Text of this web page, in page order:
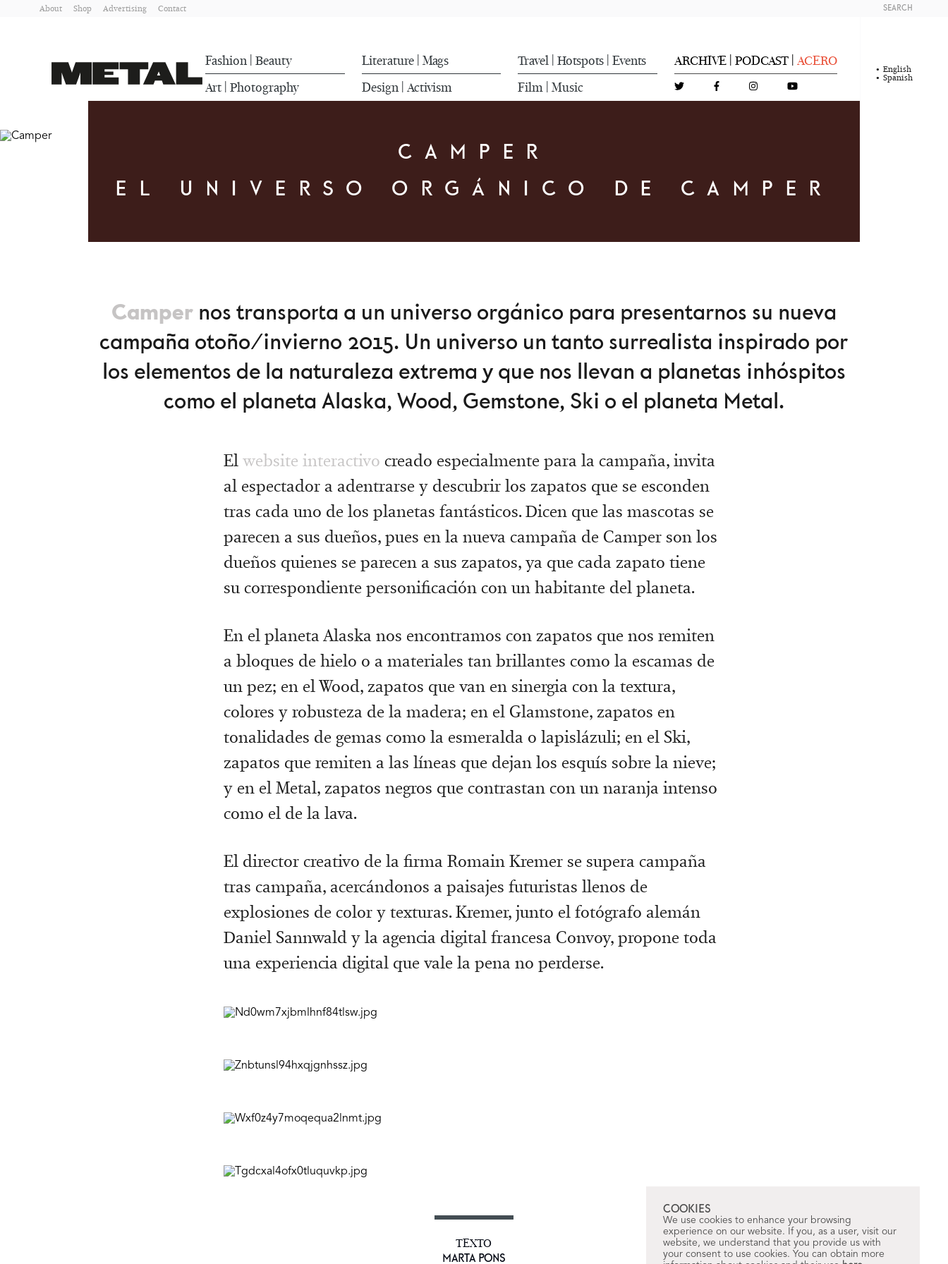
About Shop Advertising Contact
Fashion Beauty Literature Mags Travel Hotspots Events ARCHIVE PODCAST ACERO
Art Photography Design Activism Film Music
SEARCH
English
Spanish
CAMPER
EL UNIVERSO ORGÁNICO DE CAMPER
Campernos transporta a un universo orgánico para presentarnos su nueva
campaña otoño/invierno 2015. Un universo un tanto surrealista inspirado por
los elementos de la naturaleza extrema y que nos llevan a planetas inhóspitos
como el planeta Alaska, Wood, Gemstone, Ski o el planeta Metal.
El website interactivo creado especialmente para la campaña, invita
al espectador a adentrarse y descubrir los zapatos que se esconden
tras cada uno de los planetas fantásticos. Dicen que las mascotas se
parecen a sus dueños, pues en la nueva campaña de Camper son los
dueños quienes se parecen a sus zapatos, ya que cada zapato tiene
su correspondiente personificación con un habitante del planeta.
En el planeta Alaska nos encontramos con zapatos que nos remiten
a bloques de hielo o a materiales tan brillantes como la escamas de
un pez; en el Wood, zapatos que van en sinergia con la textura,
colores y robusteza de la madera; en el Glamstone, zapatos en
tonalidades de gemas como la esmeralda o lapislázuli; en el Ski,
zapatos que remiten a las líneas que dejan los esquís sobre la nieve;
y en el Metal, zapatos negros que contrastan con un naranja intenso
como el de la lava.
El director creativo de la firma Romain Kremer se supera campaña
tras campaña, acercándonos a paisajes futuristas llenos de
explosiones de color y texturas. Kremer, junto el fotógrafo alemán
Daniel Sannwald y la agencia digital francesa Convoy, propone toda
una experiencia digital que vale la pena no perderse.
TEXTO
MARTA PONS
COOKIES
We use cookies to enhance your browsing
experience on our website. If you, as a user, visit our
website, we understand that you provide us with
your consent to use cookies. You can obtain more